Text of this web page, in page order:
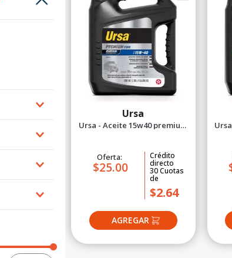
Ursa
Ursa - Aceite 15w40 premium
Oferta:
$25.00
Crédito
directo
30Cuotas
de
$2.64